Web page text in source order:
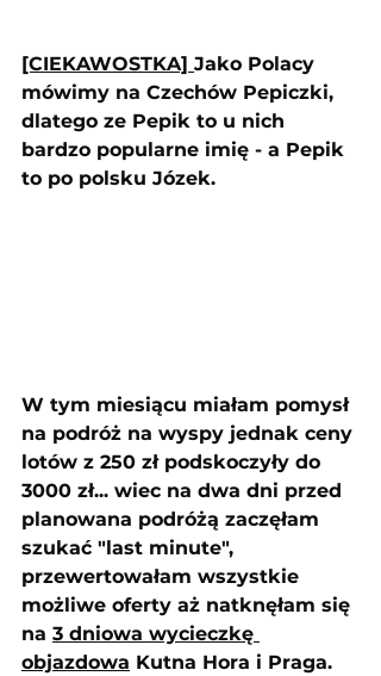
[CIEKAWOSTKA] Jako Polacy
mówimy na Czechów Pepiczki,
dlatego ze Pepik to u nich
bardzo popularne imię - a Pepik
to po polsku Józek.
W tym miesiącu miałam pomysł
na podróż na wyspy jednak ceny
lotów z 250 zł podskoczyły do
3000 zł... wiec na dwa dni przed
planowana podróżą zaczęłam
szukać "last minute",
przewertowałam wszystkie
możliwe oferty aż natknęłam się
na 3 dniowa wycieczkę
objazdowa Kutna Hora i Praga.